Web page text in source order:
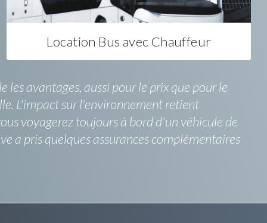
Location Bus avec Chauffeur
avantages, aussi pour le prix que pour le
L'impact sur l'environnement retient
voyagerez toujours à bord d'un véhicule de
a pris quelques assurances complémentaires